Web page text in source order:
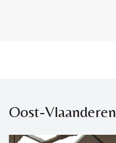
Oost-Vlaanderen